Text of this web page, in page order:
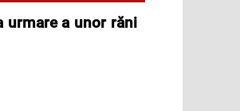
urmare a unor răni